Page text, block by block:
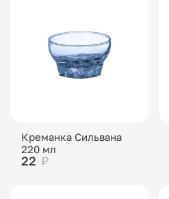
Креманка Сильвана
220 мл
22 ₽